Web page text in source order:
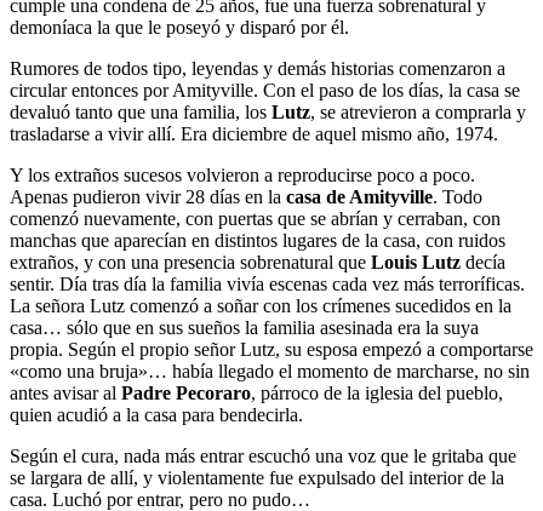
cumple una condena de 25 años, fue una fuerza sobrenatural y
demoníaca la que le poseyó y disparó por él.
Rumores de todos tipo, leyendas y demás historias comenzaron a
circular entonces por Amityville. Con el paso de los días, la casa se
devaluó tanto que una familia, los Lutz, se atrevieron a comprarla y
trasladarse a vivir allí. Era diciembre de aquel mismo año, 1974.
Y los extraños sucesos volvieron a reproducirse poco a poco.
Apenas pudieron vivir 28 días en la casa de Amityville. Todo
comenzó nuevamente, con puertas que se abrían y cerraban, con
manchas que aparecían en distintos lugares de la casa, con ruidos
extraños, y con una presencia sobrenatural que Louis Lutz decía
sentir. Día tras día la familia vivía escenas cada vez más terroríficas.
La señora Lutz comenzó a soñar con los crímenes sucedidos en la
casa… sólo que en sus sueños la familia asesinada era la suya
propia. Según el propio señor Lutz, su esposa empezó a comportarse
«como una bruja»… había llegado el momento de marcharse, no sin
antes avisar al Padre Pecoraro, párroco de la iglesia del pueblo,
quien acudió a la casa para bendecirla.
Según el cura, nada más entrar escuchó una voz que le gritaba que
se largara de allí, y violentamente fue expulsado del interior de la
casa. Luchó por entrar, pero no pudo…